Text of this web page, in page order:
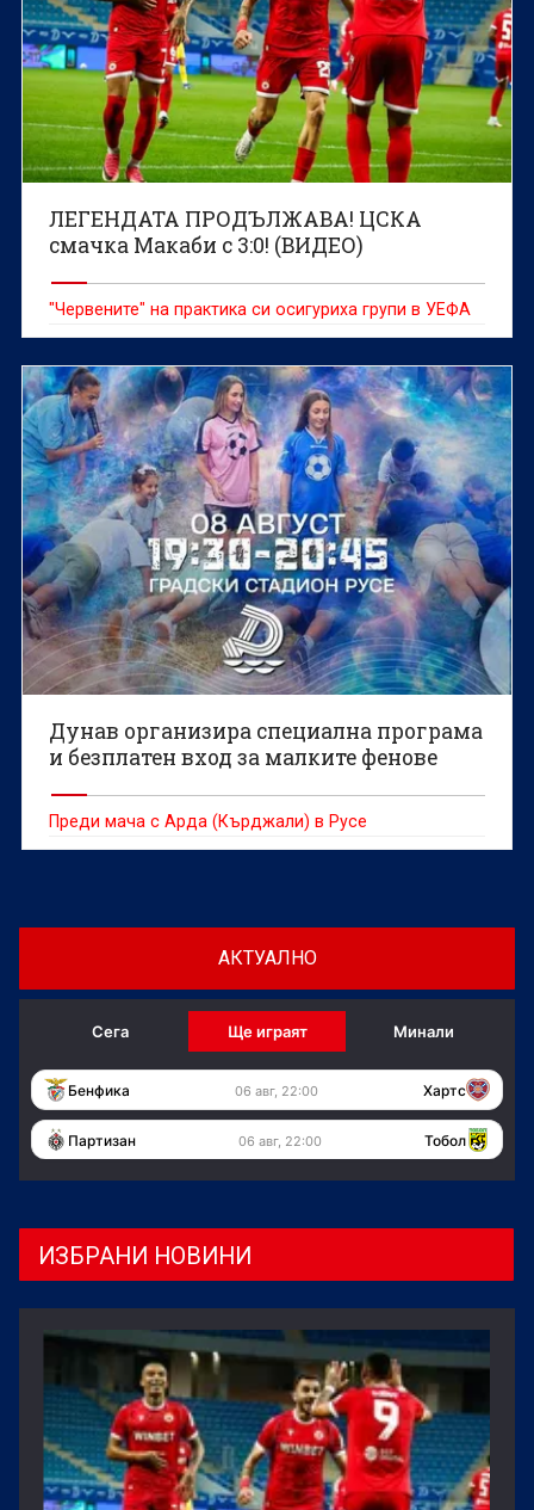
ЛЕГЕНДАТА ПРОДЪЛЖАВА! ЦСКА
смачка Макаби с 3:0! (ВИДЕО)
"Червените" на практика си осигуриха групи в УЕФА
Дунав организира специална програма
и безплатен вход за малките фенове
Преди мача с Арда (Кърджали) в Русе
АКТУАЛНО
Сега Ще играят Минали
Бенфика 06 авг, 22:00 Хартс
Партизан 06 авг, 22:00 Тобол
ИЗБРАНИ НОВИНИ